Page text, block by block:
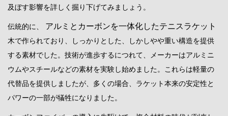
及ぼす影響を詳しく掘り下げてみましょう。
伝統的に、 アルミとカーボンを一体化したテニスラケット
木で作られており、しっかりとした、しかしやや重い構造を提供
する素材でした。技術が進歩するにつれて、メーカーはアルミニ
ウムやスチールなどの素材を実験し始めました。これらは軽量の
代替品を提供しましたが、多くの場合、ラケット本来の安定性と
パワーの一部が犠牲になりました。